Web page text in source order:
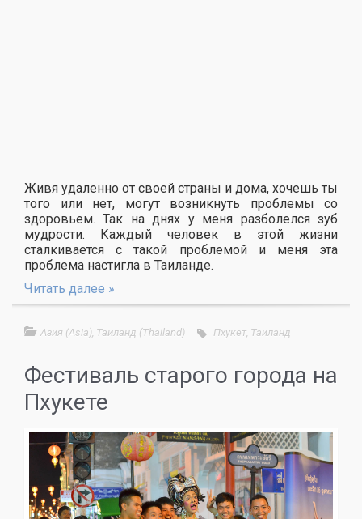
Живя удаленно от своей страны и дома, хочешь ты
того или нет, могут возникнуть проблемы со
здоровьем. Так на днях у меня разболелся зуб
мудрости. Каждый человек в этой жизни
сталкивается с такой проблемой и меня эта
проблема настигла в Таиланде.
Читать далее »
Азия (Asia) Таиланд (Thailand) Пхукет Таиланд
Фестиваль старого города на
Пхукете